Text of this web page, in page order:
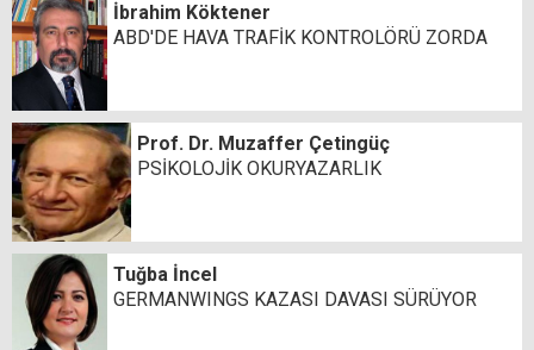
İbrahim Köktener
ABD'DE HAVA TRAFİK KONTROLÖRÜ ZORDA
Prof. Dr. Muzaffer Çetingüç
PSİKOLOJİK OKURYAZARLIK
Tuğba İncel
GERMANWINGS KAZASI DAVASI SÜRÜYOR